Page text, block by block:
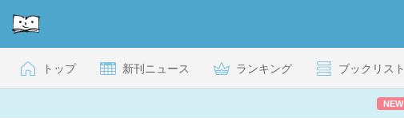
トップ 新刊ニュース ランキング ブックリスト
NEW